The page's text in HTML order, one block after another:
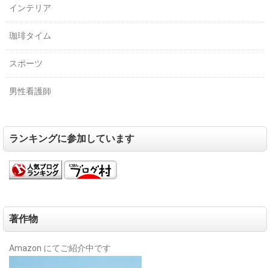
インテリア
珈琲タイム
スポーツ
男性看護師
ランキングに参加しています
著作物
Amazon にてご紹介中です